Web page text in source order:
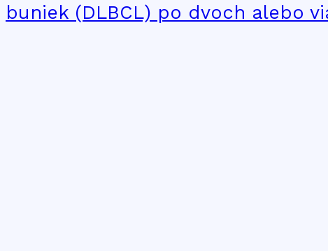
buniek (DLBCL) po dvoch alebo